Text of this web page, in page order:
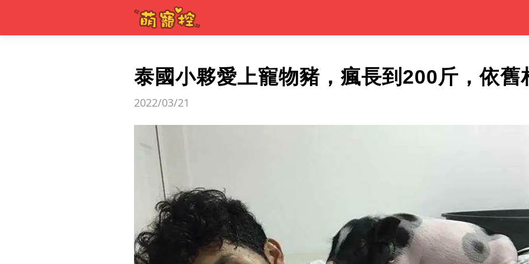
泰國小夥愛上寵物豬，瘋長到200斤，依舊
2022/03/21